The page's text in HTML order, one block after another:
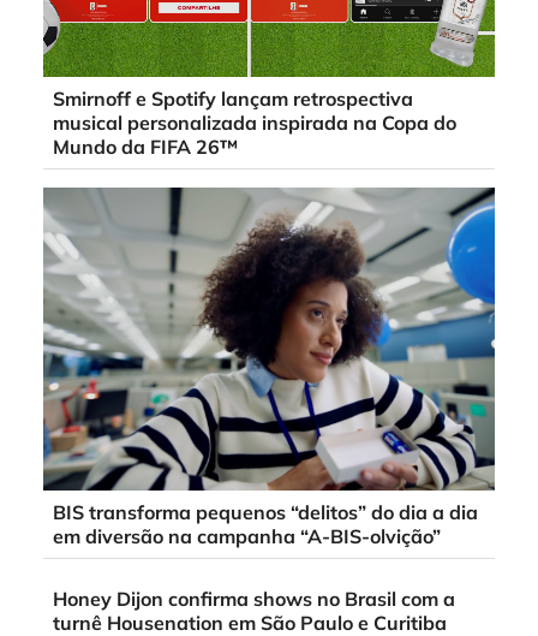
Smirnoff e Spotify lançam retrospectiva
musical personalizada inspirada na Copa do
Mundo da FIFA 26™
BIS transforma pequenos “delitos” do dia a dia
em diversão na campanha “A-BIS-olvição”
Honey Dijon confirma shows no Brasil com a
turnê Housenation em São Paulo e Curitiba